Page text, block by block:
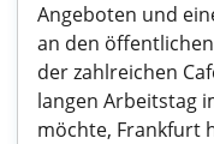
Angeboten und
an den
der zahlreichen
langen Arbeitstag
möchte, Frankfurt